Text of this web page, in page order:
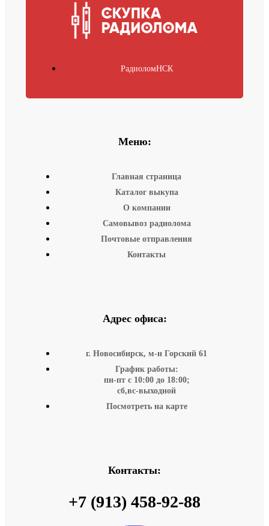
РадиоломНСК
Меню:
Главная страница
Каталог выкупа
О компании
Самовывоз радиолома
Почтовые отправления
Контакты
Адрес офиса:
г. Новосибирск, м-н Горский 61
График работы:
пн-пт с 10:00 до 18:00;
сб,вс-выходной
Посмотреть на карте
Контакты:
+7 (913) 458-92-88